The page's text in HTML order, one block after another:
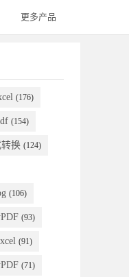
更多产品
(176)
(154)
换 (124)
(106)
(93)
(91)
(71)